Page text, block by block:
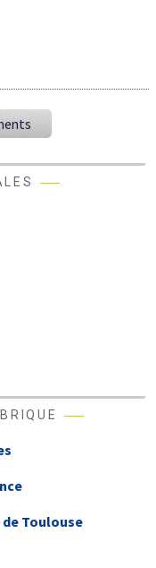
de Toulouse